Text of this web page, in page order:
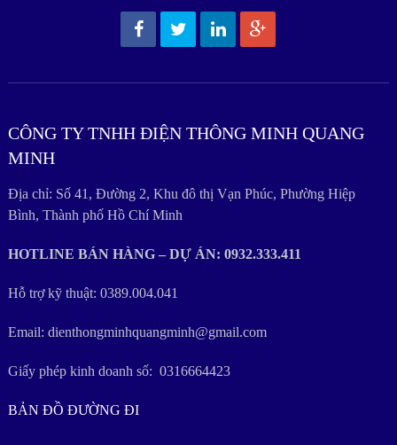
CÔNG TY TNHH ĐIỆN THÔNG MINH QUANG
MINH
Địa chỉ: Số 41, Đường 2, Khu đô thị Vạn Phúc, Phường Hiệp
Bình, Thành phố Hồ Chí Minh
HOTLINE BÁN HÀNG – DỰ ÁN: 0932.333.411
Hỗ trợ kỹ thuật: 0389.004.041
Email: dienthongminhquangminh@gmail.com
Giấy phép kinh doanh số: 0316664423
BẢN ĐỒ ĐƯỜNG ĐI